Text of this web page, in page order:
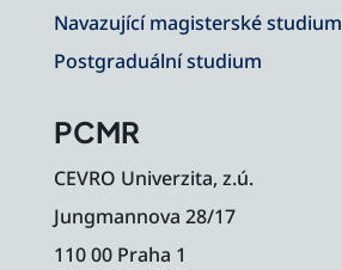
Navazující magisterské studium
Postgraduální studium
PCMR
CEVRO Univerzita, z.ú.
Jungmannova 28/17
110 00 Praha 1